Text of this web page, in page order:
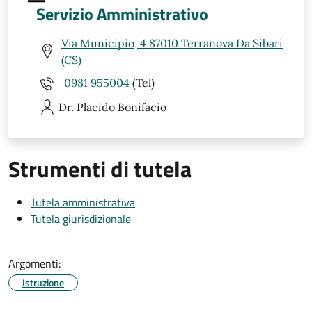
Servizio Amministrativo
Via Municipio, 4 87010 Terranova Da Sibari
(CS)
0981 955004 (Tel)
Dr. Placido Bonifacio
Strumenti di tutela
Tutela amministrativa
Tutela giurisdizionale
Argomenti:
Istruzione